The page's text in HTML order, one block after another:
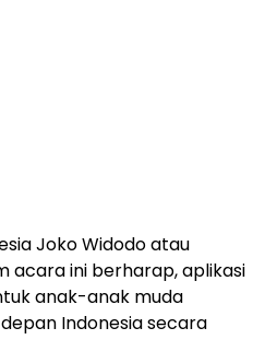
Joko Widodo atau
acara ini berharap, aplikasi
anak-anak muda
Indonesia secara